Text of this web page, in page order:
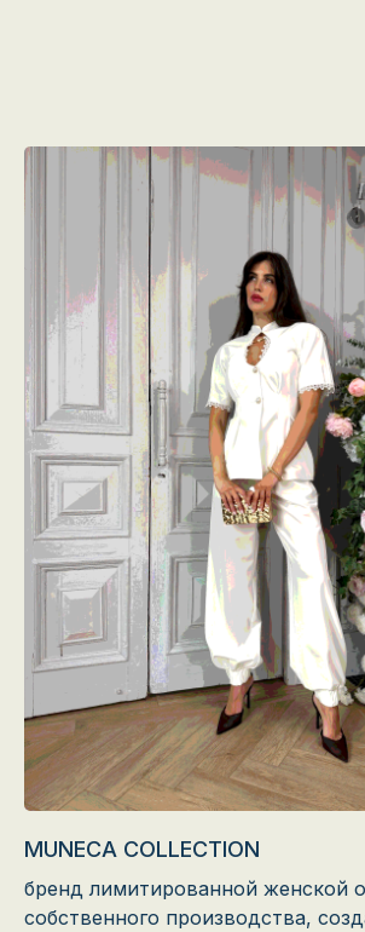
MUNECA COLLECTION
бренд лимитированной женской
собственного производства,